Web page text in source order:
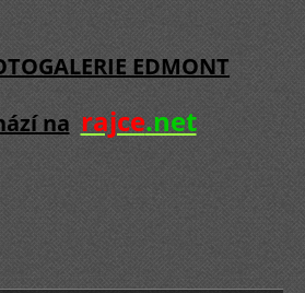
EDMONT
na rajce.net